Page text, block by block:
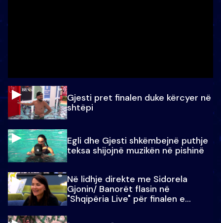
Gjesti pret finalen duke kërcyer në
shtëpi
Egli dhe Gjesti shkëmbejnë puthje
teksa shijojnë muzikën në pishinë
Në lidhje direkte me Sidorela
Gjonin/ Banorët flasin në
"Shqipëria Live" për finalen e